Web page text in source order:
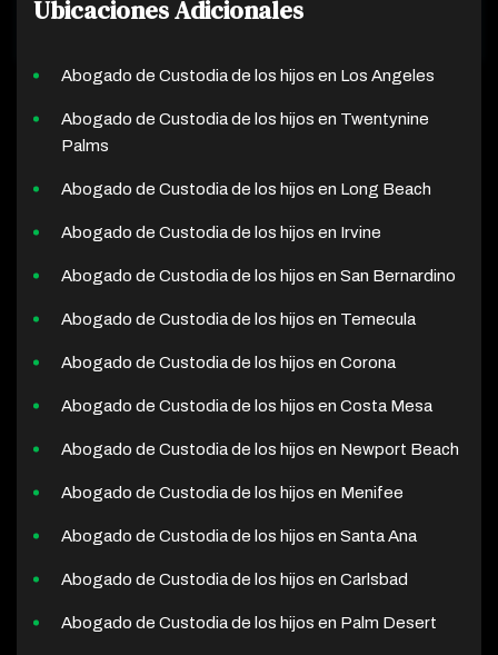
Ubicaciones Adicionales
Abogado de Custodia de los hijos en Los Angeles
Abogado de Custodia de los hijos en Twentynine
Palms
Abogado de Custodia de los hijos en Long Beach
Abogado de Custodia de los hijos en Irvine
Abogado de Custodia de los hijos en San Bernardino
Abogado de Custodia de los hijos en Temecula
Abogado de Custodia de los hijos en Corona
Abogado de Custodia de los hijos en Costa Mesa
Abogado de Custodia de los hijos en Newport Beach
Abogado de Custodia de los hijos en Menifee
Abogado de Custodia de los hijos en Santa Ana
Abogado de Custodia de los hijos en Carlsbad
Abogado de Custodia de los hijos en Palm Desert